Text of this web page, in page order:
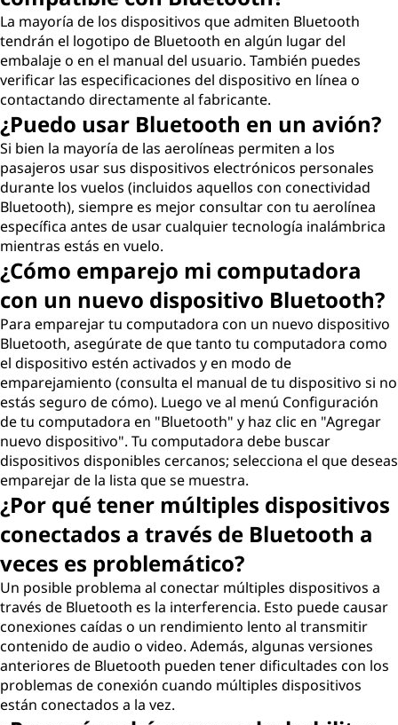
La mayoría de los dispositivos que admiten Bluetooth
tendrán el logotipo de Bluetooth en algún lugar del
embalaje o en el manual del usuario. También puedes
verificar las especificaciones del dispositivo en línea o
contactando directamente al fabricante.
¿Puedo usar Bluetooth en un avión?
Si bien la mayoría de las aerolíneas permiten a los
pasajeros usar sus dispositivos electrónicos personales
durante los vuelos (incluidos aquellos con conectividad
Bluetooth), siempre es mejor consultar con tu aerolínea
específica antes de usar cualquier tecnología inalámbrica
mientras estás en vuelo.
¿Cómo emparejo mi computadora
con un nuevo dispositivo Bluetooth?
Para emparejar tu computadora con un nuevo dispositivo
Bluetooth, asegúrate de que tanto tu computadora como
el dispositivo estén activados y en modo de
emparejamiento (consulta el manual de tu dispositivo si no
estás seguro de cómo). Luego ve al menú Configuración
de tu computadora en "Bluetooth" y haz clic en "Agregar
nuevo dispositivo". Tu computadora debe buscar
dispositivos disponibles cercanos; selecciona el que deseas
emparejar de la lista que se muestra.
¿Por qué tener múltiples dispositivos
conectados a través de Bluetooth a
veces es problemático?
Un posible problema al conectar múltiples dispositivos a
través de Bluetooth es la interferencia. Esto puede causar
conexiones caídas o un rendimiento lento al transmitir
contenido de audio o video. Además, algunas versiones
anteriores de Bluetooth pueden tener dificultades con los
problemas de conexión cuando múltiples dispositivos
están conectados a la vez.